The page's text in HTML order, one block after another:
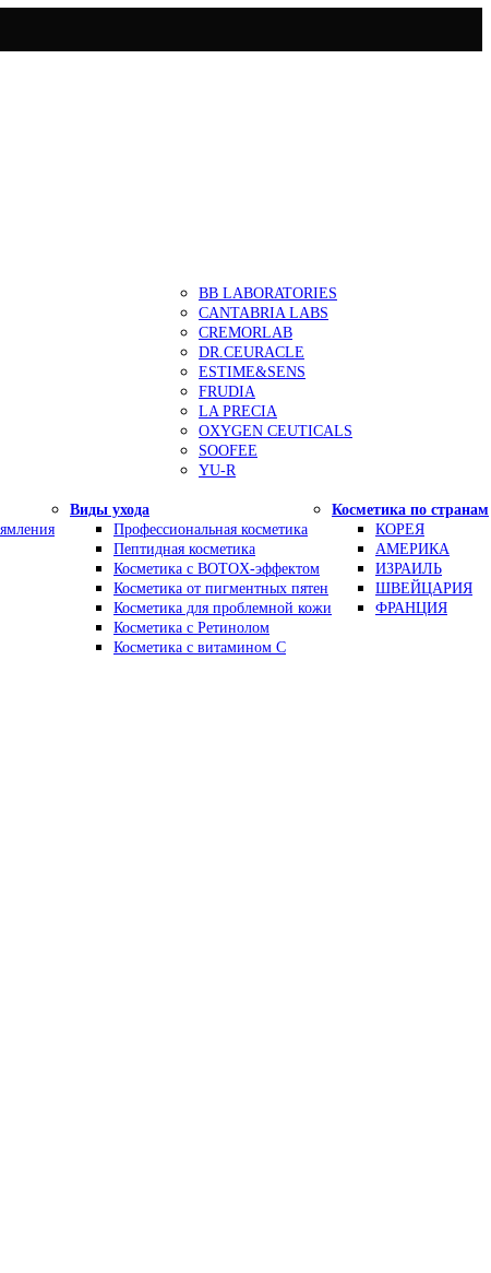
BB LABORATORIES
CANTABRIA LABS
CREMORLAB
DR.CEURACLE
ESTIME&SENS
FRUDIA
LA PRECIA
OXYGEN CEUTICALS
SOOFEE
YU-R
Виды ухода
Профессиональная косметика
Пептидная косметика
Косметика с BOTOX-эффектом
Косметика от пигментных пятен
Косметика для проблемной кожи
Косметика с Ретинолом
Косметика с витамином С
Косметика по странам
КОРЕЯ
АМЕРИКА
ИЗРАИЛЬ
ШВЕЙЦАРИЯ
ФРАНЦИЯ